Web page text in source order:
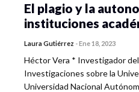
El plagio y la
instituciones
Laura Gutiérrez -Ene 18, 2023
Héctor Vera * Investigador
Investigaciones sobre la
Universidad Nacional